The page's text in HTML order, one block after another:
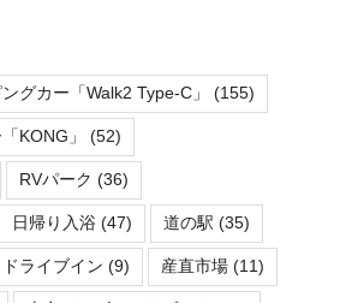
グカー「Walk2 Type-C」 (155)
KONG」 (52)
RVパーク (36)
日帰り入浴 (47) 道の駅 (35)
ドライブイン (9) 産直市場 (11)